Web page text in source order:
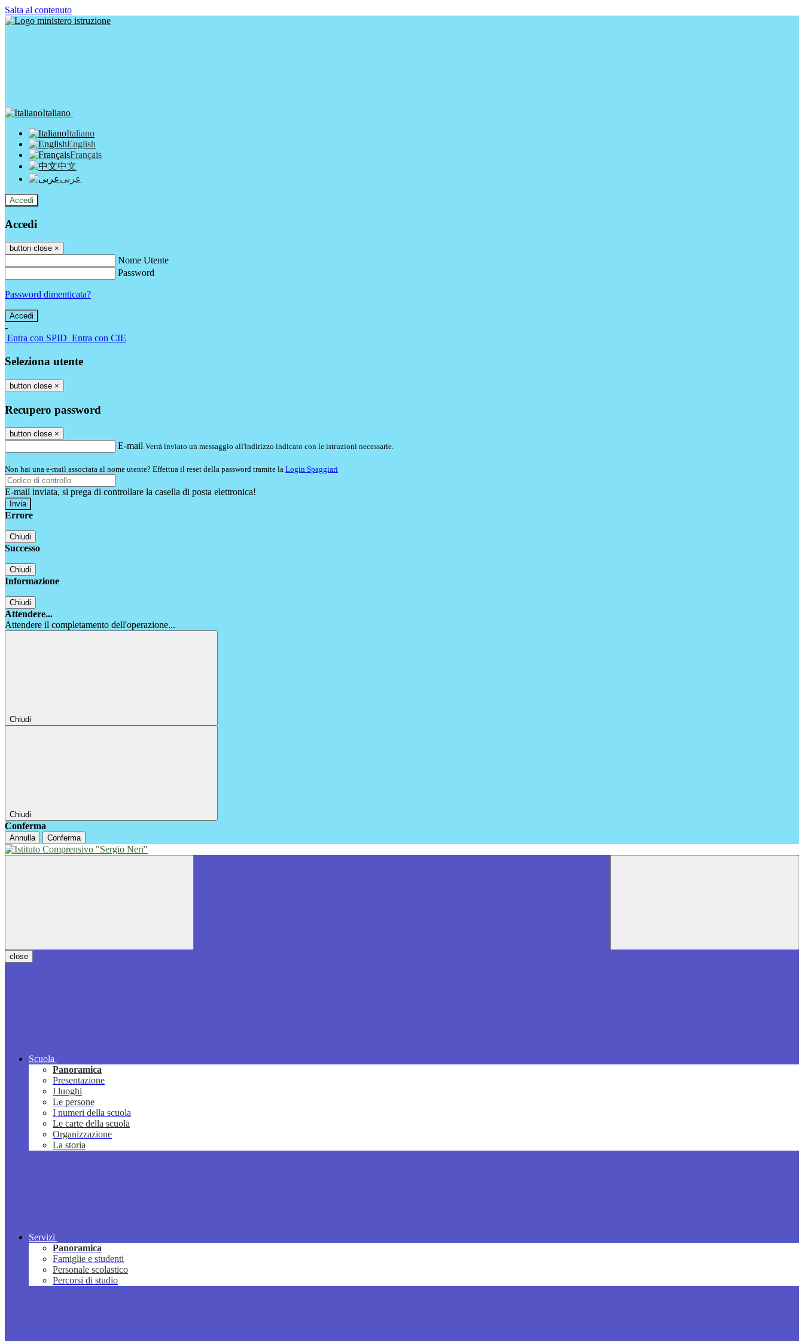
Salta al contenuto
Italiano
Italiano
English
Français
中文
عربى
Accedi
Accedi
button close ×
Nome Utente
Password
Password dimenticata?
-
Entra con SPID Entra con CIE
Seleziona utente
button close ×
Recupero password
button close ×
E-mail Verrà inviato un messaggio all'indirizzo indicato con le istruzioni necessarie.
Non hai una e-mail associata al nome utente? Effettua il reset della password tramite la Login Spaggiari
E-mail inviata, si prega di controllare la casella di posta elettronica!
Errore
Chiudi
Successo
Chiudi
Informazione
Chiudi
Attendere...
Attendere il completamento dell'operazione...
Chiudi
Chiudi
Conferma
Annulla Conferma
close
Scuola
Panoramica
Presentazione
I luoghi
Le persone
I numeri della scuola
Le carte della scuola
Organizzazione
La storia
Servizi
Panoramica
Famiglie e studenti
Personale scolastico
Percorsi di studio